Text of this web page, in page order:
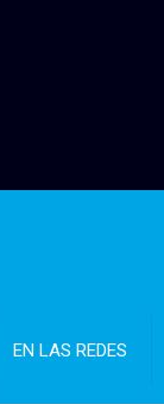
EN LAS REDES